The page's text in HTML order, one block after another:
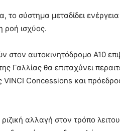
το σύστημα μεταδίδει
ροή ισχύος.
στον αυτοκινητόδρομο Α10
Γαλλίας θα επιταχύνει
Concessions και
ριζική αλλαγή στον τρόπο